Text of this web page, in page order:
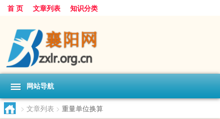
首 页 文章列表 知识分类
网站导航
> 文章列表 > 重量单位换算